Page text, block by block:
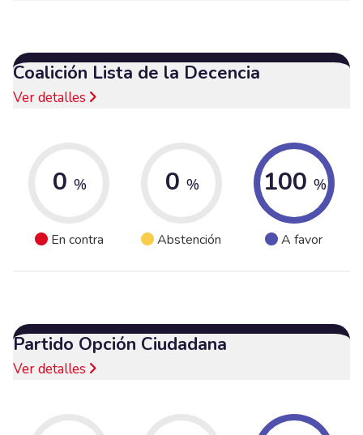
Coalición Lista de la Decencia
Ver detalles
0 %
En contra
0 %
Abstención
100 %
A favor
Partido Opción Ciudadana
Ver detalles